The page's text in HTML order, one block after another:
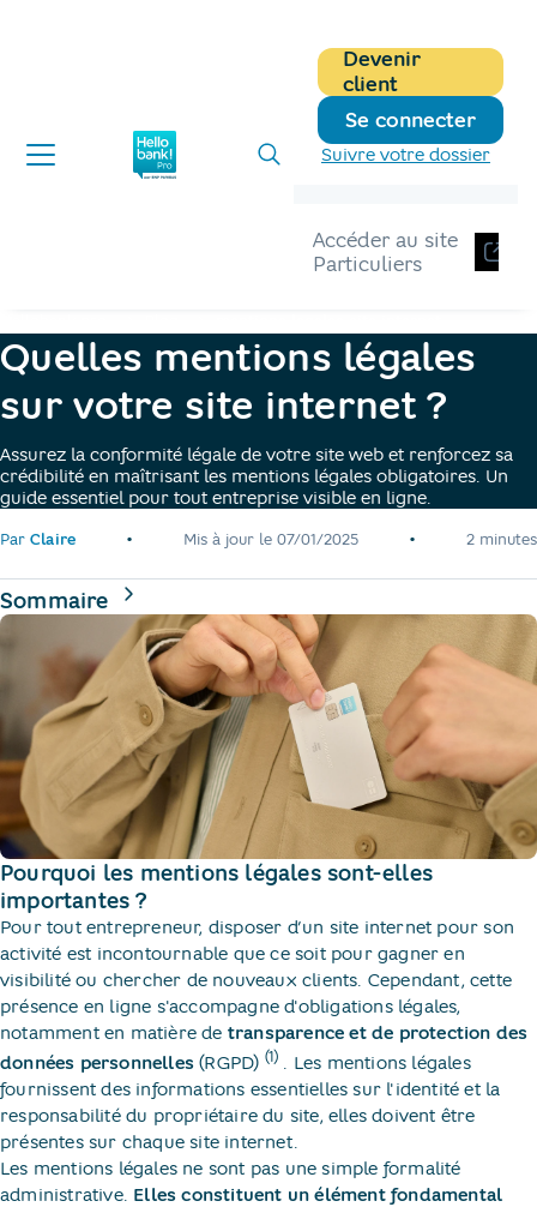
Devenir
client
Se connecter
Suivre votre dossier
Accéder au site
Particuliers
Quelles mentions légales
sur votre site internet ?
Assurez la conformité légale de votre site web et renforcez sa
crédibilité en maîtrisant les mentions légales obligatoires. Un
guide essentiel pour tout entreprise visible en ligne.
Par Claire • Mis à jour le07/01/2025 • 2 minutes
Sommaire de la page
Pourquoi les mentions légales sont-elles
importantes ?
Pour tout entrepreneur, disposer d’un site internet pour son
activité est incontournable que ce soit pour gagner en
visibilité ou chercher de nouveaux clients. Cependant, cette
présence en ligne s'accompagne d'obligations légales,
notamment en matière de transparence et de protection des
données personnelles (RGPD) (1) ​. Les mentions légales
fournissent des informations essentielles sur l'identité et la
responsabilité du propriétaire du site, elles doivent être
présentes sur chaque site internet.
Les mentions légales ne sont pas une simple formalité
administrative. Elles constituent un élément fondamental